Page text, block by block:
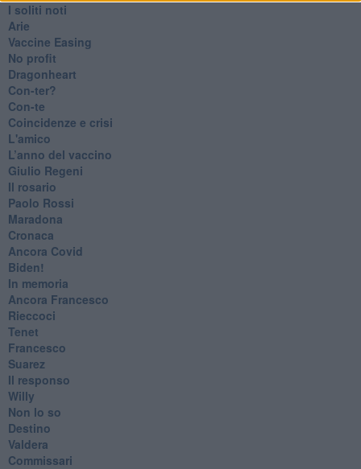
​I soliti noti
Arie
​Vaccine Easing
No profit
Dragonheart
Con-ter?
​Con-te
Coincidenze e crisi
L'amico
​L’anno del vaccino
Giulio Regeni
​Il rosario
Paolo Rossi
Maradona
Cronaca
​Ancora Covid
​Biden!
In memoria
​Ancora Francesco
Rieccoci
Tenet
Francesco
Suarez
​Il responso
Willy
Non lo so
Destino
Valdera
Commissari